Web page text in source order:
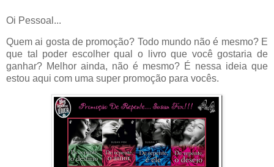
Oi Pessoal...
Quem ai gosta de promoção? Todo mundo não é mesmo? E
que tal poder escolher qual o livro que você gostaria de
ganhar? Melhor ainda, não é mesmo? É nessa ideia que
estou aqui com uma super promoção para vocês.